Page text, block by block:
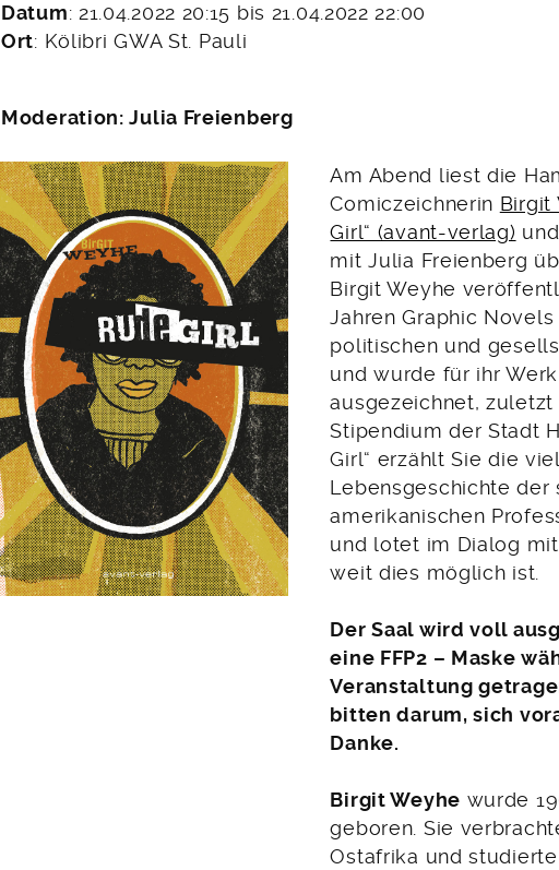
Datum: 21.04.2022 20:15 bis 21.04.2022 22:00
Ort: Kölibri GWA St. Pauli
Moderation: Julia Freienberg
Am Abend liest die
Comiczeichnerin Birgit
Girl“ (avant-verlag)
mit Julia Freienberg
Birgit Weyhe
Jahren Graphic
politischen und
und wurde für ihr
ausgezeichnet,
Stipendium der Stadt
Girl“ erzählt Sie die
Lebensgeschichte der
amerikanischen
und lotet im Dialog
weit dies möglich ist.
Der Saal wird voll
eine FFP2 – Maske
Veranstaltung
bitten darum, sich
Danke.
Birgit Weyhe wurde
geboren. Sie
Ostafrika und